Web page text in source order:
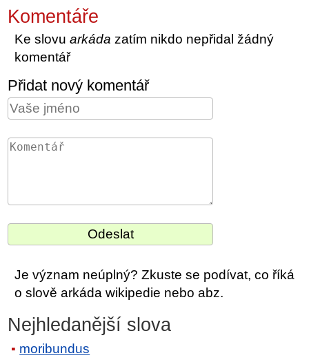
Komentáře
Ke slovuarkáda zatím nikdo nepřidal žádný
komentář
Přidat nový komentář
Je význam neúplný? Zkuste se podívat, co říká
o slově arkáda wikipedie nebo abz.
Nejhledanější slova
moribundus